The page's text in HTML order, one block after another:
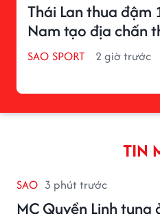
Thái Lan thua đậm
Nam tạo địa chấn
SAO SPORT 2 giờ trước
TIN
SAO 3 phút trước
MC Quyền Linh tung